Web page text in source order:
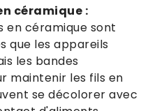
céramique :
en céramique sont
que les appareils
les bandes
maintenir les fils en
se décolorer avec